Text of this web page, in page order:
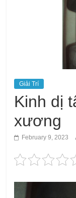
Giải Trí
Kinh dị
xương
February 9, 2023